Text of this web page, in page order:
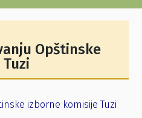
Opštinske
izborne komisije Tuzi